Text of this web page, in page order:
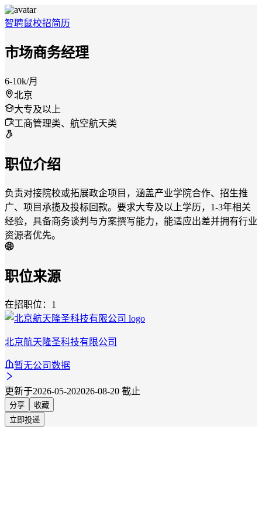
智聘鼠校招简历
市场商务经理
6-10k/月
北京
大专及以上
工商管理类、航空航天类
职位介绍
负责对接院校或拓展政企项目，涵盖产业学院合作、招生推
广、项目承揽及投标回款。要求大专及以上学历，1-3年相关
经验，具备商务谈判与方案撰写能力，能适应出差并拥有行业
资源者优先。
职位来源
在招职位：1
北京航天隆圣科技有限公司
暂无公司数据
更新于2026-05-202026-08-20 截止
分享
收藏
立即投递